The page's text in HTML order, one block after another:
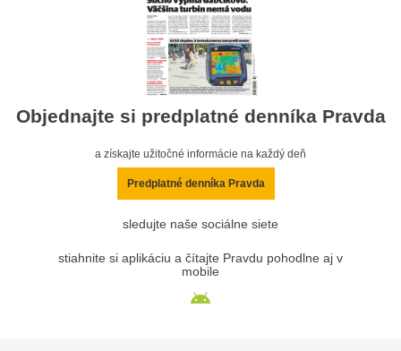
Objednajte si predplatné denníka Pravda
a získajte užitočné informácie na každý deň
Predplatné denníka Pravda
sledujte naše sociálne siete
stiahnite si aplikáciu a čítajte Pravdu pohodlne aj v
mobile